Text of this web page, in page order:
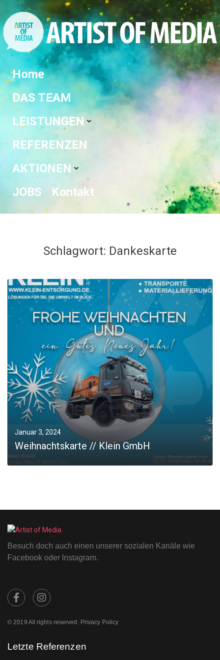
Home
DAS TEAM
LEISTUNGEN
REFERENZEN
AKTIONEN
JOBS
Kontakt
Schlagwort: Dankeskarte
Januar 3, 2024
Weihnachtskarte // Klein GmbH
Besuch doch auch einen unserer sozialen Kanäle wie
Facebook oder Instagram.
© 2019 All rights reserved. Privacy Policy
Letzte Referenzen